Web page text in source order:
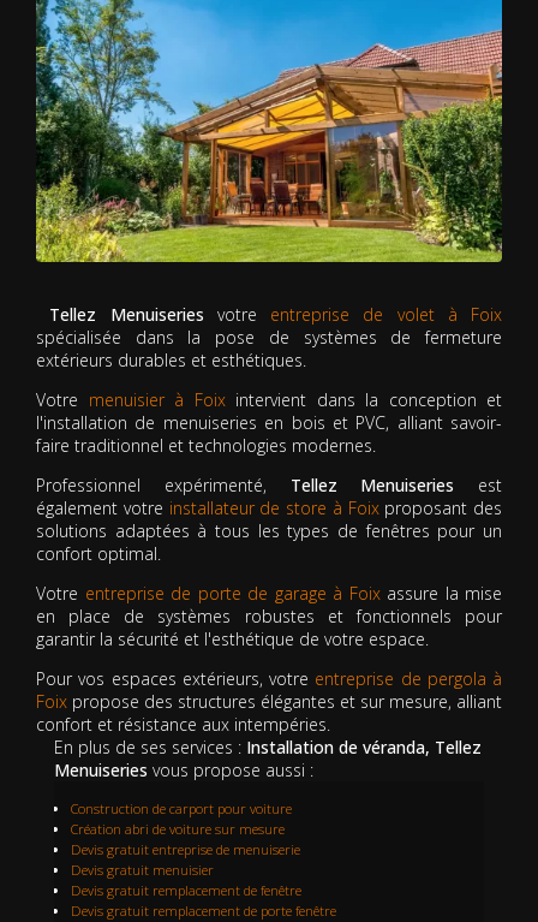
Tellez Menuiseries votre entreprise de volet à Foix
spécialisée dans la pose de systèmes de fermeture
extérieurs durables et esthétiques.
Votre menuisier à Foixintervient dans la conception et
l'installation de menuiseries en bois et PVC, alliant savoir-
faire traditionnel et technologies modernes.
Professionnel expérimenté, Tellez Menuiseries est
également votre installateur de store à Foixproposant des
solutions adaptées à tous les types de fenêtres pour un
confort optimal.
Votre entreprise de porte de garage à Foixassure la mise
en place de systèmes robustes et fonctionnels pour
garantir la sécurité et l'esthétique de votre espace.
Pour vos espaces extérieurs, votre entreprise de pergola à
Foix propose des structures élégantes et sur mesure, alliant
confort et résistance aux intempéries.
En plus de ses services : Installation de véranda, Tellez
Menuiseries vous propose aussi :
Construction de carport pour voiture
Création abri de voiture sur mesure
Devis gratuit entreprise de menuiserie
Devis gratuit menuisier
Devis gratuit remplacement de fenêtre
Devis gratuit remplacement de porte fenêtre